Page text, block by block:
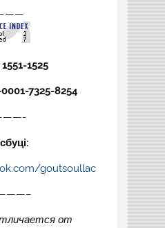
1525
7325-8254
goutsoullac
от